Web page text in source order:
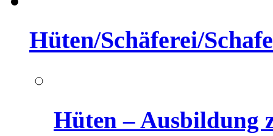
Hüten/Schäferei/Schafe
Hüten – Ausbildung